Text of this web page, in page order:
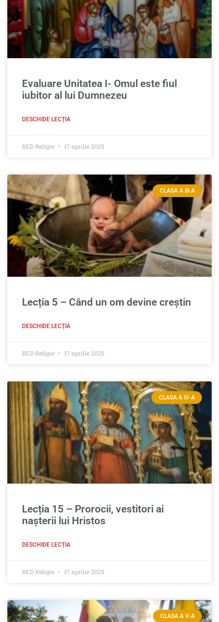
Evaluare Unitatea I- Omul este fiul
iubitor al lui Dumnezeu
DESCHIDE LECȚIA
RED Religie 17 aprilie 2025
CLASA A III-A
Lecția 5 – Când un om devine creştin
DESCHIDE LECȚIA
RED Religie 17 aprilie 2025
CLASA A IV-A
Lecția 15 – Prorocii, vestitori ai
nașterii lui Hristos
DESCHIDE LECȚIA
RED Religie 17 aprilie 2025
CLASA A V-A